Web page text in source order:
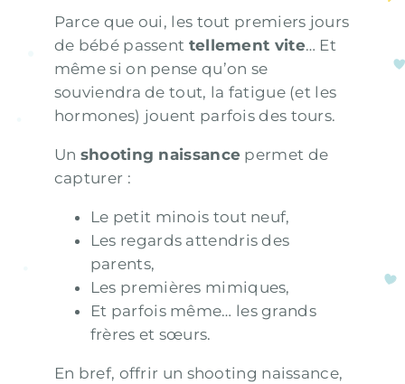
Parce que oui, les tout premiers jours
de bébé passent tellement vite… Et
même si on pense qu’on se
souviendra de tout, la fatigue (et les
hormones) jouent parfois des tours.
Un shooting naissance permet de
capturer :
Le petit minois tout neuf,
Les regards attendris des
parents,
Les premières mimiques,
Et parfois même… les grands
frères et sœurs.
En bref, offrir un shooting naissance,